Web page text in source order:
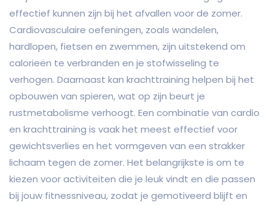
effectief kunnen zijn bij het afvallen voor de zomer.
Cardiovasculaire oefeningen, zoals wandelen,
hardlopen, fietsen en zwemmen, zijn uitstekend om
calorieën te verbranden en je stofwisseling te
verhogen. Daarnaast kan krachttraining helpen bij het
opbouwen van spieren, wat op zijn beurt je
rustmetabolisme verhoogt. Een combinatie van cardio
en krachttraining is vaak het meest effectief voor
gewichtsverlies en het vormgeven van een strakker
lichaam tegen de zomer. Het belangrijkste is om te
kiezen voor activiteiten die je leuk vindt en die passen
bij jouw fitnessniveau, zodat je gemotiveerd blijft en